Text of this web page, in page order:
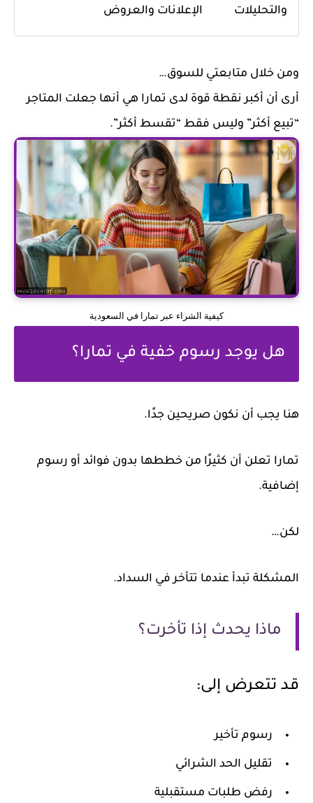
والتحليلات الإعلانات والعروض
ومن خلال متابعتي للسوق…
أرى أن أكبر نقطة قوة لدى تمارا هي أنها جعلت المتاجر
“تبيع أكثر” وليس فقط “تقسط أكثر”.
كيفية الشراء عبر تمارا في السعودية
هل يوجد رسوم خفية في تمارا؟
هنا يجب أن نكون صريحين جدًا.
تمارا تعلن أن كثيرًا من خططها بدون فوائد أو رسوم
إضافية.
لكن…
المشكلة تبدأ عندما تتأخر في السداد.
ماذا يحدث إذا تأخرت؟
قد تتعرض إلى:
رسوم تأخير
تقليل الحد الشرائي
رفض طلبات مستقبلية